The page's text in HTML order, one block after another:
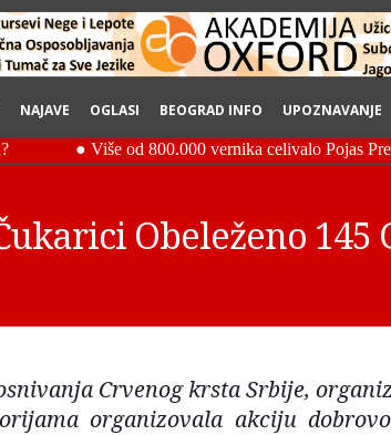
NAJAVE OGLASI BEOGRAD INFO UPOZNAVANJE
Obeleženo 145
Crvenog krsta Srbije,
organizovala akciju